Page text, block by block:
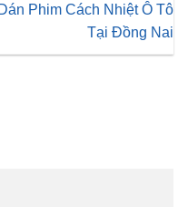
Dán Phim Cách Nhiệt Ô Tô
Tại Đồng Nai